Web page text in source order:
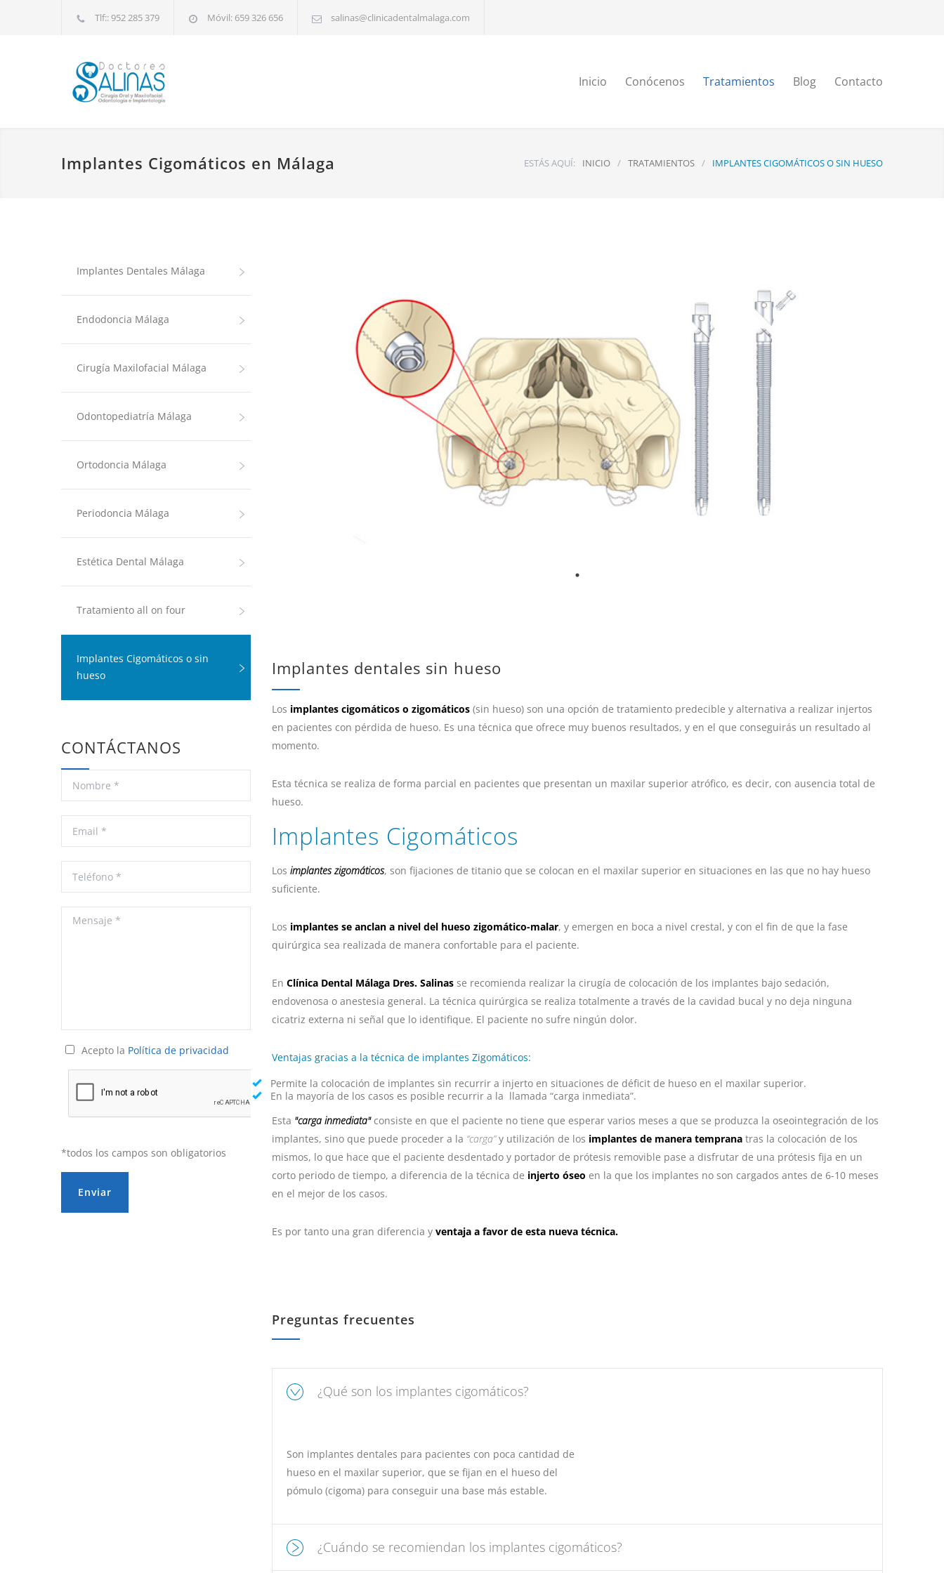
Tlf:: 952 285 379 Móvil: 659 326 656 salinas@clinicadentalmalaga.com
Inicio Conócenos Tratamientos Blog Contacto
Implantes Cigomáticos en Málaga ESTÁS AQUÍ: INICIO / TRATAMIENTOS / IMPLANTES CIGOMÁTICOS O SIN HUESO
Implantes Dentales Málaga
Endodoncia Málaga
Cirugía Maxilofacial Málaga
Odontopediatría Málaga
Ortodoncia Málaga
Periodoncia Málaga
Estética Dental Málaga
Tratamiento all on four
Implantes Cigomáticos o sin
hueso
CONTÁCTANOS
Acepto la Política de privacidad
*todos los campos son obligatorios
Enviar
Implantes dentales sin hueso
Los implantes cigomáticos o zigomáticos (sin hueso) son una opción de tratamiento predecible y alternativa a realizar injertos
en pacientes con pérdida de hueso. Es una técnica que ofrece muy buenos resultados, y en el que conseguirás un resultado al
momento.
Esta técnica se realiza de forma parcial en pacientes que presentan un maxilar superior atrófico, es decir, con ausencia total de
hueso.
Implantes Cigomáticos
Los implantes zigomáticos, son fijaciones de titanio que se colocan en el maxilar superior en situaciones en las que no hay hueso
suficiente.
Los implantes se anclan a nivel del hueso zigomático-malar, y emergen en boca a nivel crestal, y con el fin de que la fase
quirúrgica sea realizada de manera confortable para el paciente.
En Clínica Dental Málaga Dres. Salinas se recomienda realizar la cirugía de colocación de los implantes bajo sedación,
endovenosa o anestesia general. La técnica quirúrgica se realiza totalmente a través de la cavidad bucal y no deja ninguna
cicatriz externa ni señal que lo identifique. El paciente no sufre ningún dolor.
Ventajas gracias a la técnica de implantes Zigomáticos:
Permite la colocación de implantes sin recurrir a injerto en situaciones de déficit de hueso en el maxilar superior.
En la mayoría de los casos es posible recurrir a la llamada “carga inmediata”.
Esta "carga inmediata" consiste en que el paciente no tiene que esperar varios meses a que se produzca la oseointegración de los
implantes, sino que puede proceder a la “carga”y utilización de los implantes de manera temprana tras la colocación de los
mismos, lo que hace que el paciente desdentado y portador de prótesis removible pase a disfrutar de una prótesis fija en un
corto periodo de tiempo, a diferencia de la técnica de injerto óseo en la que los implantes no son cargados antes de 6-10 meses
en el mejor de los casos.
Es por tanto una gran diferencia y ventaja a favor de esta nueva técnica.
Preguntas frecuentes
¿Qué son los implantes cigomáticos?
Son implantes dentales para pacientes con poca cantidad de
hueso en el maxilar superior, que se fijan en el hueso del
pómulo (cigoma) para conseguir una base más estable.
¿Cuándo se recomiendan los implantes cigomáticos?